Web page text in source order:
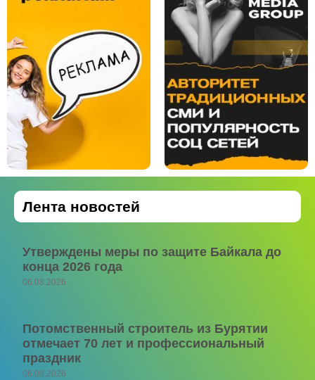
Лента новостей
Утверждены меры по защите Байкала до
конца 2026 года
06.08.2026
Потомственный строитель из Бурятии
отмечает 70 лет и профессиональный
праздник
06.08.2026